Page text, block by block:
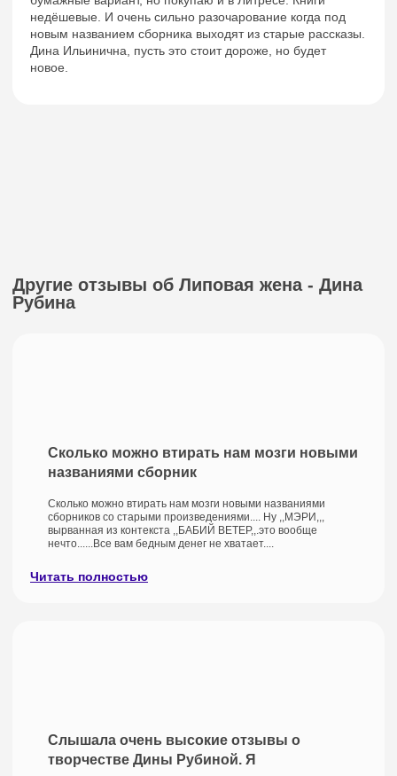
недёшевые. И очень сильно разочарование когда под
новым названием сборника выходят из старые рассказы.
Дина Ильинична, пусть это стоит дороже, но будет
новое.
Другие отзывы об Липовая жена - Дина
Рубина
Сколько можно втирать нам мозги новыми
названиями сборник
Сколько можно втирать нам мозги новыми названиями
сборников со старыми произведениями.... Ну ,,МЭРИ,,,
вырванная из контекста ,,БАБИЙ ВЕТЕР,,.это вообще
нечто......Все вам бедным денег не хватает....
Читать полностью
Слышала очень высокие отзывы о
творчестве Дины Рубиной. Я